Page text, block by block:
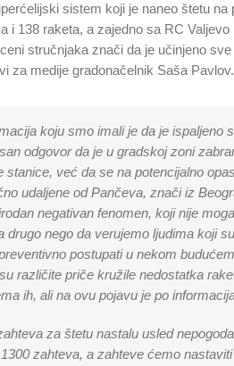
sistem koji je naneo štetu
i 138 raketa, a zajedno sa RC
stručnjaka znači da je učinjeno
za medije gradonačelnik Saša Pavlov.
koju smo imali je da je ispaljeno
odgovor da je u gradskoj zoni
stanice, već da se na potencijalno
udaljene od Pančeva, znači iz
negativan fenomen, koji nije
drugo nego da verujemo ljudima koji
postupati u nekom
različite priče kružile nedostatka
ih, ali na ovu pojavu je po
za štetu nastalu usled
zahteva, a zahteve ćemo